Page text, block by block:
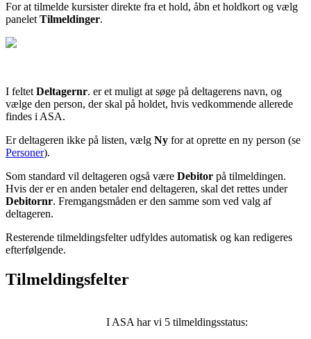
For at tilmelde kursister direkte fra et hold, åbn et holdkort og vælg
panelet Tilmeldinger.
I feltet Deltagernr. er et muligt at søge på deltagerens navn, og
vælge den person, der skal på holdet, hvis vedkommende allerede
findes i ASA.
Er deltageren ikke på listen, vælg Ny for at oprette en ny person (se
Personer).
Som standard vil deltageren også være Debitor på tilmeldingen.
Hvis der er en anden betaler end deltageren, skal det rettes under
Debitornr. Fremgangsmåden er den samme som ved valg af
deltageren.
Resterende tilmeldingsfelter udfyldes automatisk og kan redigeres
efterfølgende.
Tilmeldingsfelter
I ASA har vi 5 tilmeldingsstatus: